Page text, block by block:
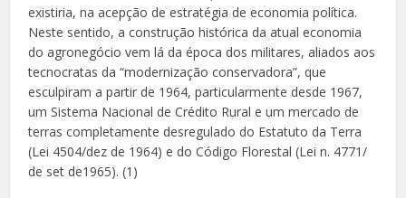
existiria, na acepção de estratégia de economia política.
Neste sentido, a construção histórica da atual economia
do agronegócio vem lá da época dos militares, aliados aos
tecnocratas da “modernização conservadora”, que
esculpiram a partir de 1964, particularmente desde 1967,
um Sistema Nacional de Crédito Rural e um mercado de
terras completamente desregulado do Estatuto da Terra
(Lei 4504/dez de 1964) e do Código Florestal (Lei n. 4771/
de set de1965). (1)